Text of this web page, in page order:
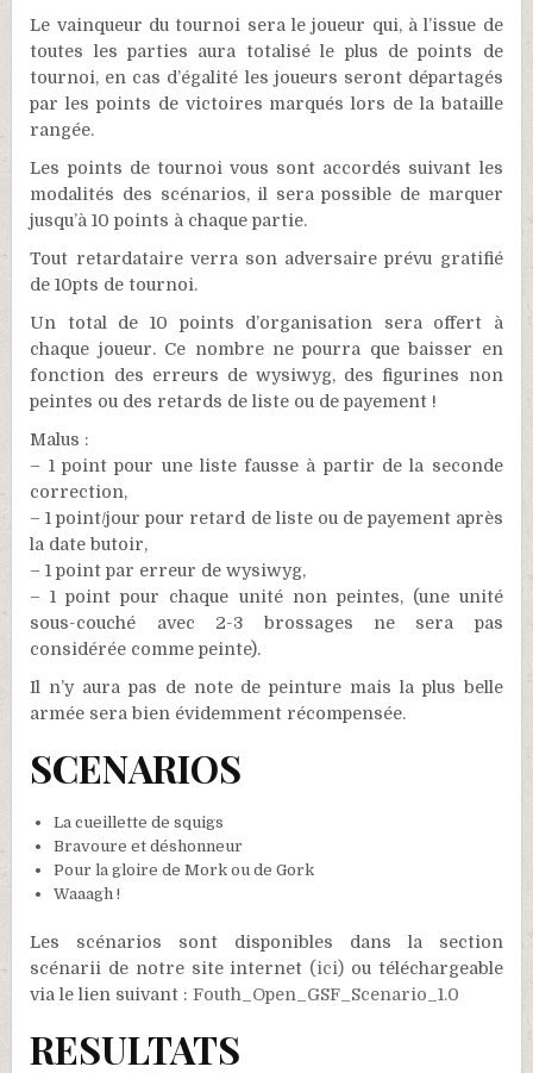
Le vainqueur du tournoi sera le joueur qui, à l’issue de
toutes les parties aura totalisé le plus de points de
tournoi, en cas d’égalité les joueurs seront départagés
par les points de victoires marqués lors de la bataille
rangée.
Les points de tournoi vous sont accordés suivant les
modalités des scénarios, il sera possible de marquer
jusqu’à 10 points à chaque partie.
Tout retardataire verra son adversaire prévu gratifié
de 10pts de tournoi.
Un total de 10 points d’organisation sera offert à
chaque joueur. Ce nombre ne pourra que baisser en
fonction des erreurs de wysiwyg, des figurines non
peintes ou des retards de liste ou de payement !
Malus :
– 1 point pour une liste fausse à partir de la seconde
correction,
– 1 point/jour pour retard de liste ou de payement après
la date butoir,
– 1 point par erreur de wysiwyg,
– 1 point pour chaque unité non peintes, (une unité
sous-couché avec 2-3 brossages ne sera pas
considérée comme peinte).
Il n’y aura pas de note de peinture mais la plus belle
armée sera bien évidemment récompensée.
SCENARIOS
La cueillette de squigs
Bravoure et déshonneur
Pour la gloire de Mork ou de Gork
Waaagh !
Les scénarios sont disponibles dans la section
scénarii de notre site internet (ici) ou téléchargeable
via le lien suivant :Fouth_Open_GSF_Scenario_1.0
RESULTATS